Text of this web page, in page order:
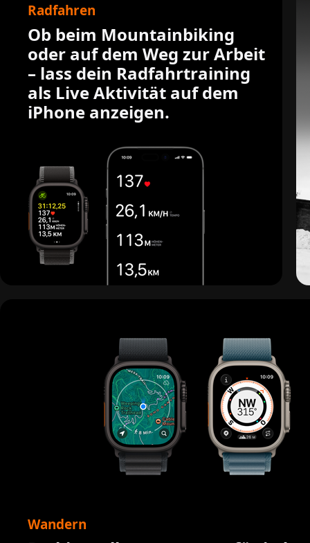
Radfahren
Ob beim Mountainbiking
oder auf dem Weg zur Arbeit
– lass dein Radfahr­training
als Live Aktivität auf dem
iPhone anzeigen.
Wandern